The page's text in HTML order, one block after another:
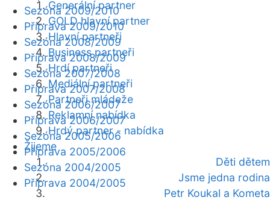
Generální partner
GOLD hlavní partner
Hlavní partneři
Business partneři
Hrdí partneři
Mediální partneři
Partneři mládeže
Reklamní nabídka
Hrdý partner - nabídka
Žijeme
Děti dětem
Jsme jedna rodina
Petr Koukal a Kometa
Sezóna 2009/2010
Příprava 2009/2010
Sezóna 2008/2009
Příprava 2008/2009
Sezóna 2007/2008
Příprava 2007/2008
Sezóna 2006/2007
Příprava 2006/2007
Sezóna 2005/2006
Příprava 2005/2006
Sezóna 2004/2005
Příprava 2004/2005